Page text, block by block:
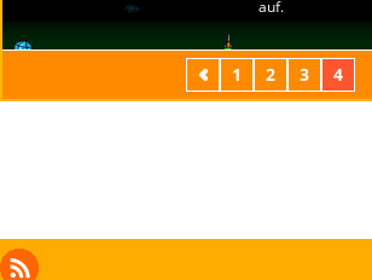
Zurück
1 2 3 4
Facebook
Instagram
X
LinkedIn
RSS